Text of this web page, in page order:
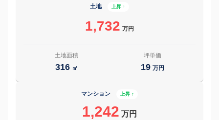
土地 上昇 ↑
1,732 万円
土地面積
316 ㎡
坪単価
19 万円
マンション 上昇 ↑
1,242 万円